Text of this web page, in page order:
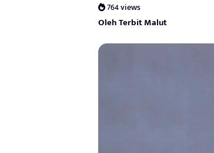
764 views
Oleh Terbit Malut